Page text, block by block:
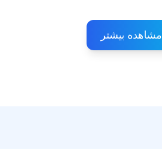
مشاهده بیشتر